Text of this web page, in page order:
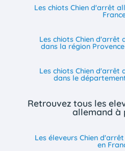
Les chiots Chien d'arrêt
Les chiots Chien d'arrêt
dans la région
Les chiots Chien d'arrêt
dans le
Retrouvez tous les
allemand à
Les éleveurs Chien
en